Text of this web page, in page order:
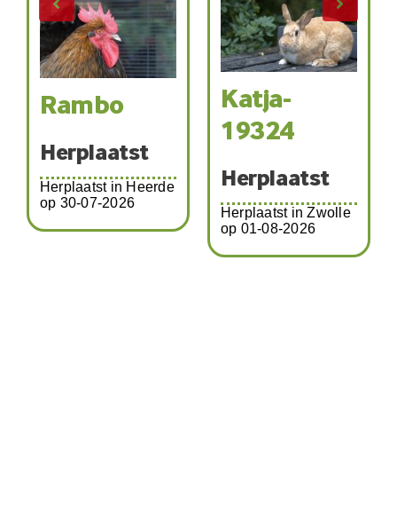
Rambo
Herplaatst
Herplaatst in Heerde
op 30-07-2026
Katja-
19324
Herplaatst
Herplaatst in Zwolle
op 01-08-2026